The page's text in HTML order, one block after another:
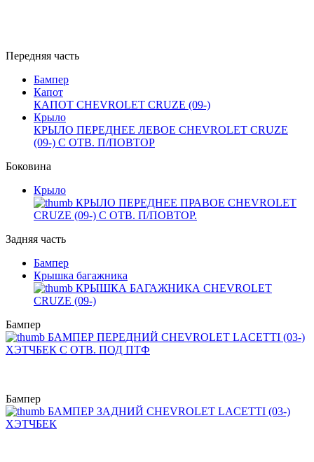
Передняя часть
Бампер
Капот
КАПОТ CHEVROLET CRUZE (09-)
Крыло
КРЫЛО ПЕРЕДНЕЕ ЛЕВОЕ CHEVROLET CRUZE
(09-) С ОТВ. П/ПОВТОР
Боковина
Крыло
КРЫЛО ПЕРЕДНЕЕ ПРАВОЕ CHEVROLET
CRUZE (09-) С ОТВ. П/ПОВТОР.
Задняя часть
Бампер
Крышка багажника
КРЫШКА БАГАЖНИКА CHEVROLET
CRUZE (09-)
Бампер
БАМПЕР ПЕРЕДНИЙ CHEVROLET LACETTI (03-)
ХЭТЧБЕК С ОТВ. ПОД ПТФ
Бампер
БАМПЕР ЗАДНИЙ CHEVROLET LACETTI (03-)
ХЭТЧБЕК